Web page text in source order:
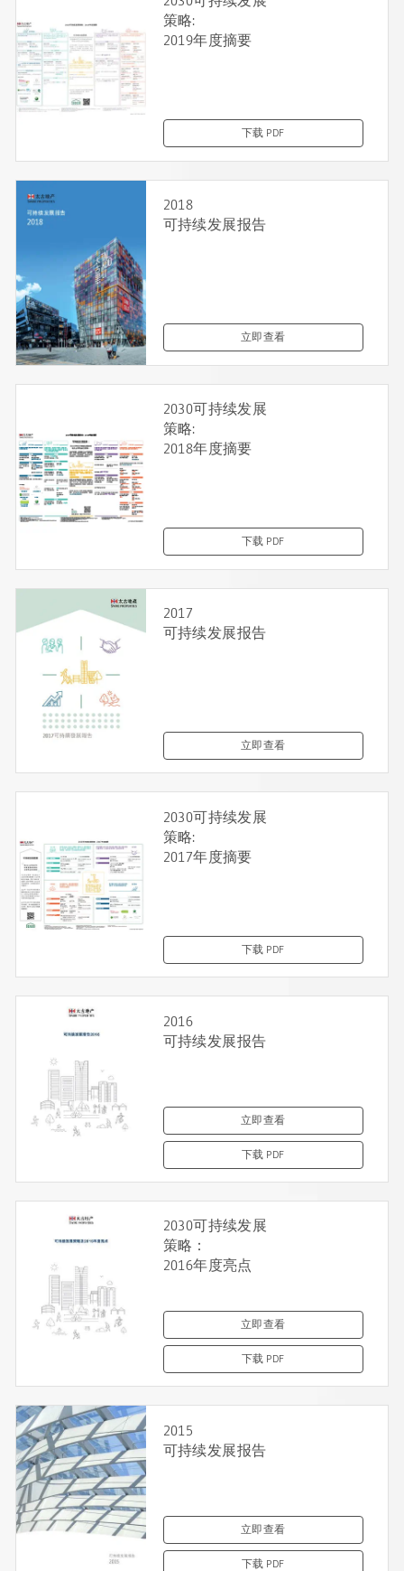
策略:
2019年度摘要
下载 PDF
2018
可持续发展报告
立即查看
2030可持续发展
策略:
2018年度摘要
下载 PDF
2017
可持续发展报告
立即查看
2030可持续发展
策略:
2017年度摘要
下载 PDF
2016
可持续发展报告
立即查看
下载 PDF
2030可持续发展
策略：
2016年度亮点
立即查看
下载 PDF
2015
可持续发展报告
立即查看
下载 PDF